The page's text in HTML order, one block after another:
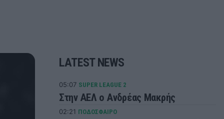
LATEST NEWS
05:07 SUPER LEAGUE 2
Στην ΑΕΛ ο Ανδρέας Μακρής
02:21 ΠΟΔΟΣΦΑΙΡΟ